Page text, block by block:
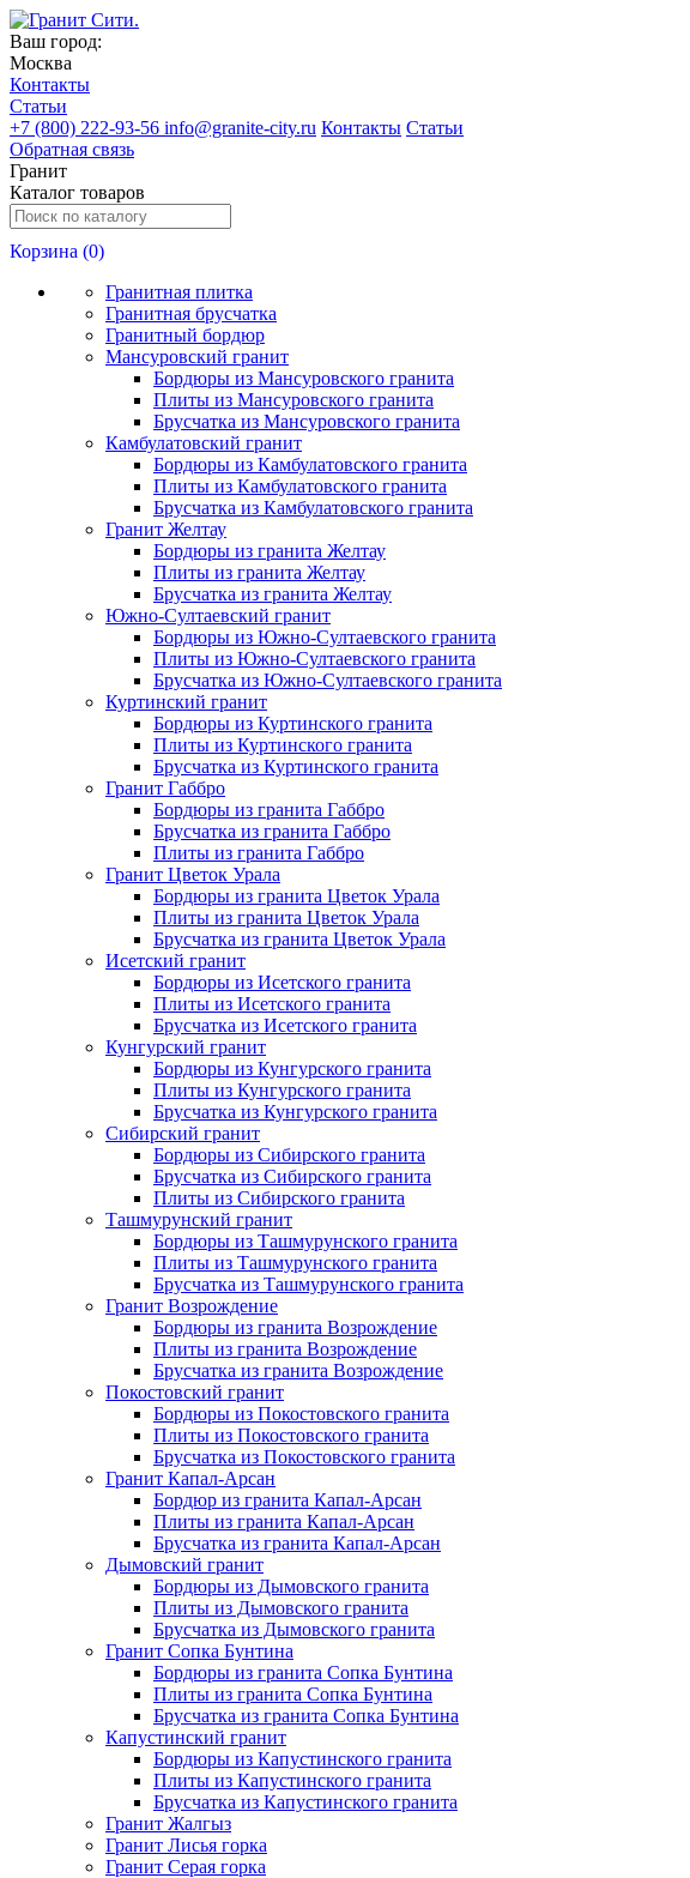
Ваш город:
Москва
Контакты
Статьи
+7 (800) 222-93-56 info@granite-city.ru Контакты Статьи
Обратная связь
Гранит
Каталог товаров
Корзина (0)
Гранитная плитка
Гранитная брусчатка
Гранитный бордюр
Мансуровский гранит
Бордюры из Мансуровского гранита
Плиты из Мансуровского гранита
Брусчатка из Мансуровского гранита
Камбулатовский гранит
Бордюры из Камбулатовского гранита
Плиты из Камбулатовского гранита
Брусчатка из Камбулатовского гранита
Гранит Желтау
Бордюры из гранита Желтау
Плиты из гранита Желтау
Брусчатка из гранита Желтау
Южно-Султаевский гранит
Бордюры из Южно-Султаевского гранита
Плиты из Южно-Султаевского гранита
Брусчатка из Южно-Султаевского гранита
Куртинский гранит
Бордюры из Куртинского гранита
Плиты из Куртинского гранита
Брусчатка из Куртинского гранита
Гранит Габбро
Бордюры из гранита Габбро
Брусчатка из гранита Габбро
Плиты из гранита Габбро
Гранит Цветок Урала
Бордюры из гранита Цветок Урала
Плиты из гранита Цветок Урала
Брусчатка из гранита Цветок Урала
Исетский гранит
Бордюры из Исетского гранита
Плиты из Исетского гранита
Брусчатка из Исетского гранита
Кунгурский гранит
Бордюры из Кунгурского гранита
Плиты из Кунгурского гранита
Брусчатка из Кунгурского гранита
Сибирский гранит
Бордюры из Сибирского гранита
Брусчатка из Сибирского гранита
Плиты из Сибирского гранита
Ташмурунский гранит
Бордюры из Ташмурунского гранита
Плиты из Ташмурунского гранита
Брусчатка из Ташмурунского гранита
Гранит Возрождение
Бордюры из гранита Возрождение
Плиты из гранита Возрождение
Брусчатка из гранита Возрождение
Покостовский гранит
Бордюры из Покостовского гранита
Плиты из Покостовского гранита
Брусчатка из Покостовского гранита
Гранит Капал-Арсан
Бордюр из гранита Капал-Арсан
Плиты из гранита Капал-Арсан
Брусчатка из гранита Капал-Арсан
Дымовский гранит
Бордюры из Дымовского гранита
Плиты из Дымовского гранита
Брусчатка из Дымовского гранита
Гранит Сопка Бунтина
Бордюры из гранита Сопка Бунтина
Плиты из гранита Сопка Бунтина
Брусчатка из гранита Сопка Бунтина
Капустинский гранит
Бордюры из Капустинского гранита
Плиты из Капустинского гранита
Брусчатка из Капустинского гранита
Гранит Жалгыз
Гранит Лисья горка
Гранит Серая горка